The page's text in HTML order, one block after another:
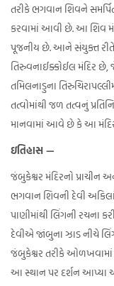
તરીકે ભગવાન શિવને
કરવામાં આવી છે. આ શિવ
પૂજનીય છે. આને સંયુક્ત
તિરુવનાઈક્કોઈલ મંદિર
તમિલનાડુના
તત્વોમાંથી જળ તત્વનું
માનવામાં આવે છે કે આ
ઇતિહાસ —
જંબુકેશ્વર મંદિરનો પ્રાચીન
ભગવાન શિવની દેવી
પાણીમાંથી લિંગની રચના
દેવીએ જાંબુના ઝાડ નીચે
જંબુકેશ્વર તરીકે ઓળખવામાં
આ સ્થાન પર દર્શન આપ્યા